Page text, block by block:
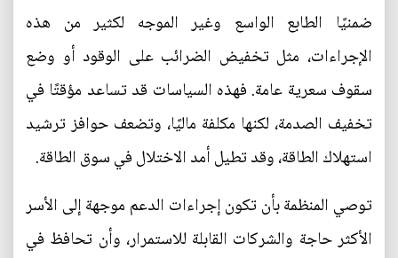
ضمنيًا الطابع الواسع وغير الموجه لكثير من هذه
الإجراءات، مثل تخفيض الضرائب على الوقود أو وضع
سقوف سعرية عامة. فهذه السياسات قد تساعد مؤقتًا في
تخفيف الصدمة، لكنها مكلفة ماليًا، وتضعف حوافز ترشيد
استهلاك الطاقة، وقد تطيل أمد الاختلال في سوق الطاقة.
توصي المنظمة بأن تكون إجراءات الدعم موجهة إلى الأسر
الأكثر حاجة والشركات القابلة للاستمرار، وأن تحافظ في